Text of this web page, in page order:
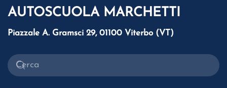
AUTOSCUOLA MARCHETTI
Piazzale A. Gramsci 29, 01100 Viterbo (VT)